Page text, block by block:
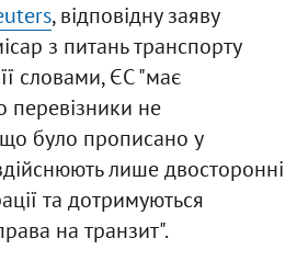
, відповідну заяву
з питань транспорту
словами, ЄС "має
перевізники не
було прописано у
лише двосторонні
та дотримуються
на транзит".